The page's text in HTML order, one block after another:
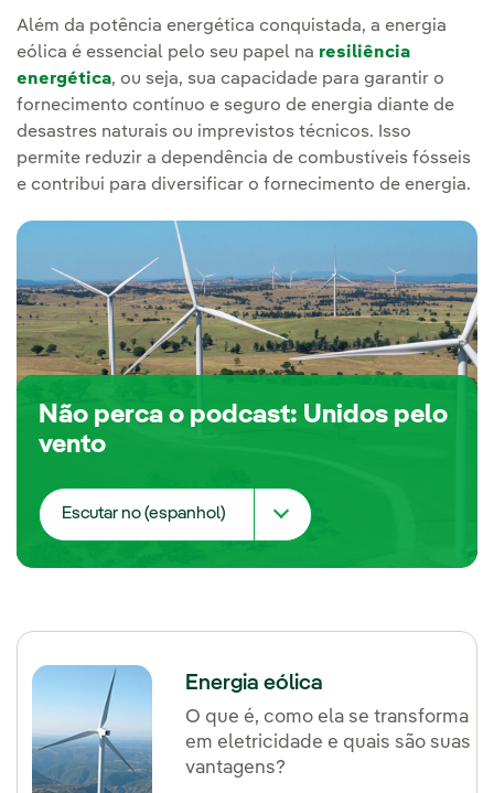
Além da potência energética conquistada, a energia
eólica é essencial pelo seu papel na resiliência
energética, ou seja, sua capacidade para garantir o
fornecimento contínuo e seguro de energia diante de
desastres naturais ou imprevistos técnicos. Isso
permite reduzir a dependência de combustíveis fósseis
e contribui para diversificar o fornecimento de energia.
Não perca o podcast: Unidos pelo
vento
Escutar no (espanhol)
Spotify
Apple Podcast
Spreaker
Energia eólica
O que é, como ela se transforma
em eletricidade e quais são suas
vantagens?